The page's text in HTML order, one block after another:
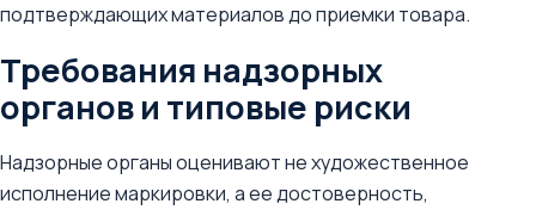
подтверждающих материалов до приемки товара.
Требования надзорных
органов и типовые риски
Надзорные органы оценивают не художественное
исполнение маркировки, а ее достоверность,